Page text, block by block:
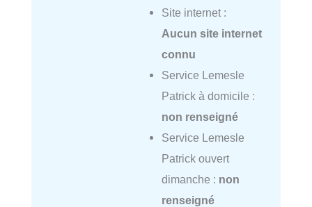
Site internet :
Aucun site internet
connu
Service Lemesle
Patrick à domicile :
non renseigné
Service Lemesle
Patrick ouvert
dimanche : non
renseigné